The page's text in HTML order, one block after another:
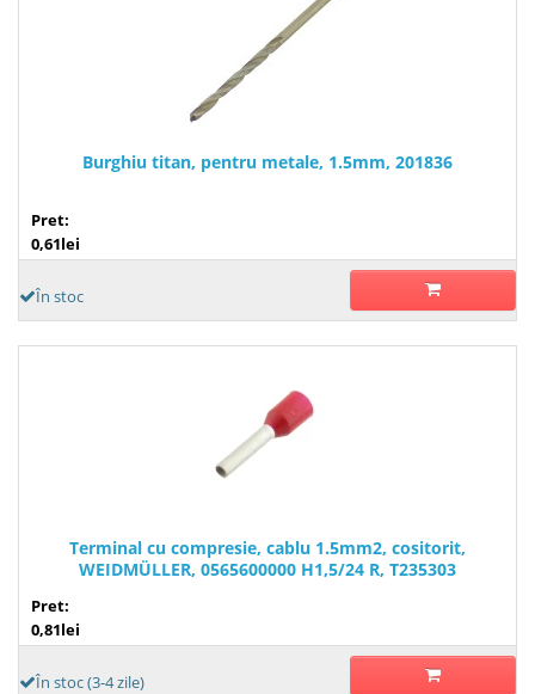
Burghiu titan, pentru metale, 1.5mm, 201836
Pret:
0,61lei
În stoc
Terminal cu compresie, cablu 1.5mm2, cositorit,
WEIDMÜLLER, 0565600000 H1,5/24 R, T235303
Pret:
0,81lei
În stoc (3-4 zile)